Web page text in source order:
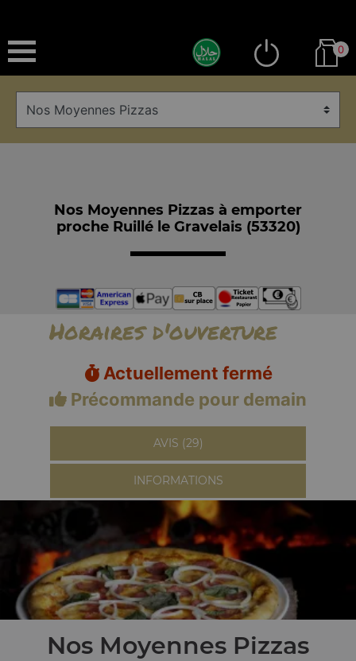
0
Nos Moyennes Pizzas à emporter
proche Ruillé le Gravelais (53320)
Horaires d'ouverture
Actuellement fermé
Précommande pour demain
AVIS (29)
INFORMATIONS
Nos Moyennes Pizzas